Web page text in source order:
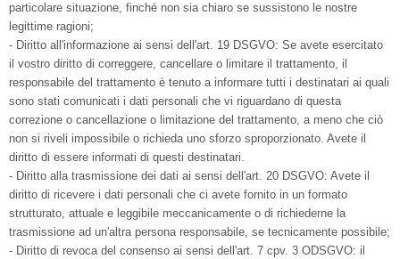
particolare situazione, finché non sia chiaro se sussistono le nostre
legittime ragioni;
- Diritto all'informazione ai sensi dell'art. 19 DSGVO: Se avete esercitato
il vostro diritto di correggere, cancellare o limitare il trattamento, il
responsabile del trattamento è tenuto a informare tutti i destinatari ai quali
sono stati comunicati i dati personali che vi riguardano di questa
correzione o cancellazione o limitazione del trattamento, a meno che ciò
non si riveli impossibile o richieda uno sforzo sproporzionato. Avete il
diritto di essere informati di questi destinatari.
- Diritto alla trasmissione dei dati ai sensi dell'art. 20 DSGVO: Avete il
diritto di ricevere i dati personali che ci avete fornito in un formato
strutturato, attuale e leggibile meccanicamente o di richiederne la
trasmissione ad un'altra persona responsabile, se tecnicamente possibile;
- Diritto di revoca del consenso ai sensi dell'art. 7 cpv. 3 ODSGVO: il